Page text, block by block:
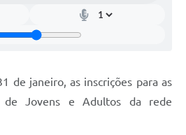
de janeiro, as inscrições para as
de Jovens e Adultos da rede